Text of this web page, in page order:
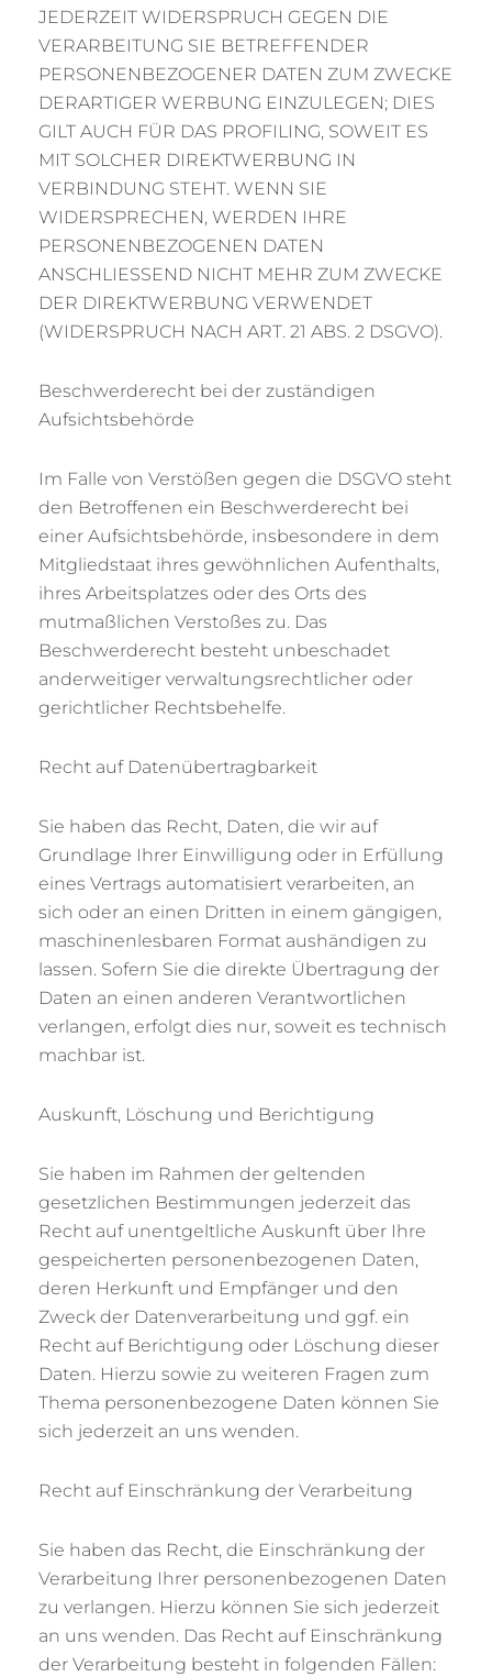
JEDERZEIT WIDERSPRUCH GEGEN DIE
VERARBEITUNG SIE BETREFFENDER
PERSONENBEZOGENER DATEN ZUM ZWECKE
DERARTIGER WERBUNG EINZULEGEN; DIES
GILT AUCH FÜR DAS PROFILING, SOWEIT ES
MIT SOLCHER DIREKTWERBUNG IN
VERBINDUNG STEHT. WENN SIE
WIDERSPRECHEN, WERDEN IHRE
PERSONENBEZOGENEN DATEN
ANSCHLIESSEND NICHT MEHR ZUM ZWECKE
DER DIREKTWERBUNG VERWENDET
(WIDERSPRUCH NACH ART. 21 ABS. 2 DSGVO).
Beschwerderecht bei der zuständigen
Aufsichtsbehörde
Im Falle von Verstößen gegen die DSGVO steht
den Betroffenen ein Beschwerderecht bei
einer Aufsichtsbehörde, insbesondere in dem
Mitgliedstaat ihres gewöhnlichen Aufenthalts,
ihres Arbeitsplatzes oder des Orts des
mutmaßlichen Verstoßes zu. Das
Beschwerderecht besteht unbeschadet
anderweitiger verwaltungsrechtlicher oder
gerichtlicher Rechtsbehelfe.
Recht auf Datenübertragbarkeit
Sie haben das Recht, Daten, die wir auf
Grundlage Ihrer Einwilligung oder in Erfüllung
eines Vertrags automatisiert verarbeiten, an
sich oder an einen Dritten in einem gängigen,
maschinenlesbaren Format aushändigen zu
lassen. Sofern Sie die direkte Übertragung der
Daten an einen anderen Verantwortlichen
verlangen, erfolgt dies nur, soweit es technisch
machbar ist.
Auskunft, Löschung und Berichtigung
Sie haben im Rahmen der geltenden
gesetzlichen Bestimmungen jederzeit das
Recht auf unentgeltliche Auskunft über Ihre
gespeicherten personenbezogenen Daten,
deren Herkunft und Empfänger und den
Zweck der Datenverarbeitung und ggf. ein
Recht auf Berichtigung oder Löschung dieser
Daten. Hierzu sowie zu weiteren Fragen zum
Thema personenbezogene Daten können Sie
sich jederzeit an uns wenden.
Recht auf Einschränkung der Verarbeitung
Sie haben das Recht, die Einschränkung der
Verarbeitung Ihrer personenbezogenen Daten
zu verlangen. Hierzu können Sie sich jederzeit
an uns wenden. Das Recht auf Einschränkung
der Verarbeitung besteht in folgenden Fällen: